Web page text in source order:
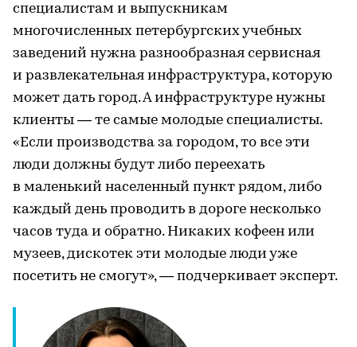
специалистам и выпускникам
многочисленных петербургских учебных
заведений нужна разнообразная сервисная
и развлекательная инфраструктура, которую
может дать город. А инфраструктуре нужны
клиенты — те самые молодые специалисты.
«Если производства за городом, то все эти
люди должны будут либо переехать
в маленький населенный пункт рядом, либо
каждый день проводить в дороге несколько
часов туда и обратно. Никаких кофеен или
музеев, дискотек эти молодые люди уже
посетить не смогут», — подчеркивает эксперт.